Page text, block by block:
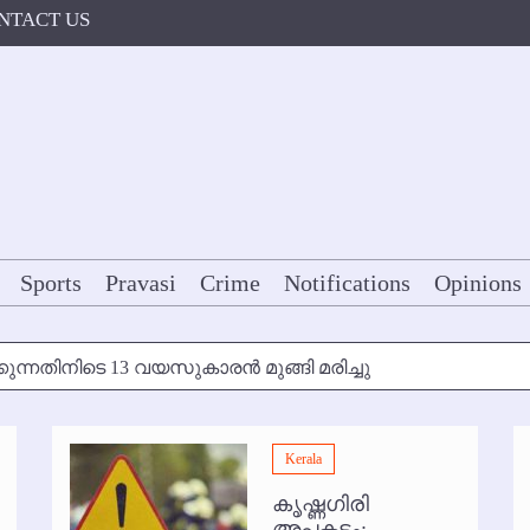
US
Sports Pravasi Crime Notifications Opinions
13 വയസുകാരന്‍ മുങ്ങി മരിച്ചു
മുതല്‍
ഇല്ല
Kerala
കൃഷ്ണഗിരി